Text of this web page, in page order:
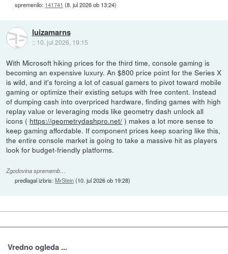
spremenilo: 141741 (8. jul 2026 ob 13:24)
luizamarns
:: 10. jul 2026, 19:15
With Microsoft hiking prices for the third time, console gaming is
becoming an expensive luxury. An $800 price point for the Series X
is wild, and it's forcing a lot of casual gamers to pivot toward mobile
gaming or optimize their existing setups with free content. Instead
of dumping cash into overpriced hardware, finding games with high
replay value or leveraging mods like geometry dash unlock all
icons ( https://geometrydashpro.net/ ) makes a lot more sense to
keep gaming affordable. If component prices keep soaring like this,
the entire console market is going to take a massive hit as players
look for budget-friendly platforms.
Zgodovina sprememb…
predlagal izbris:MrStein(10. jul 2026 ob 19:28)
Vredno ogleda ...